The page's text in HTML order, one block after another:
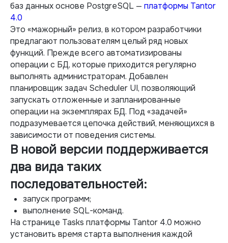
баз данных основе PostgreSQL — платформы Tantor
4.0
Это «мажорный» релиз, в котором разработчики
предлагают пользователям целый ряд новых
функций. Прежде всего автоматизированы
операции с БД, которые приходится регулярно
выполнять администраторам. Добавлен
планировщик задач Scheduler UI, позволяющий
запускать отложенные и запланированные
операции на экземплярах БД. Под «задачей»
подразумевается цепочка действий, меняющихся в
зависимости от поведения системы.
В новой версии поддерживается
два вида таких
последовательностей:
запуск программ;
выполнение SQL-команд.
На странице Tasks платформы Tantor 4.0 можно
установить время старта выполнения каждой